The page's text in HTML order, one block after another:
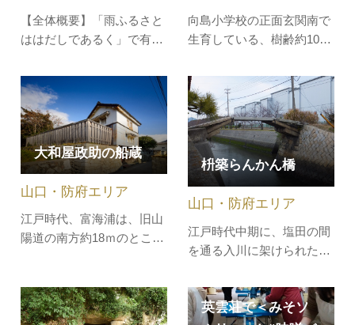
おります…
【全体概要】「雨ふるさと
ははだしであるく」で有名
生家跡生家跡は防府天満宮
から歩いてほど近い場所に
あります。
向島小学校の正面玄関南で
生育している、樹齢約100
向島の寒桜」として山口県
天然記念物に指定されてい
ます。 向島尋常小学校の卒
業生が記念植樹し、以来希
望にあふれた数々の巣立ち
の姿を見届けてきた桜。
から…
大和屋政助の船蔵
江戸時代、富海浦は、旧山
陽道の南方約18ｍのところ
は、書状や小物、人を大阪
へ運ぶ船頭二人乗りの飛船
山口・防府エリア
枡築らんかん橋
江戸時代中期に、塩田の間
を通る入川に架けられた橋
現在往時の地に残るのはこ
の１梁のみです。橋の中程
山口・防府エリア
英雲荘で＜みそソ